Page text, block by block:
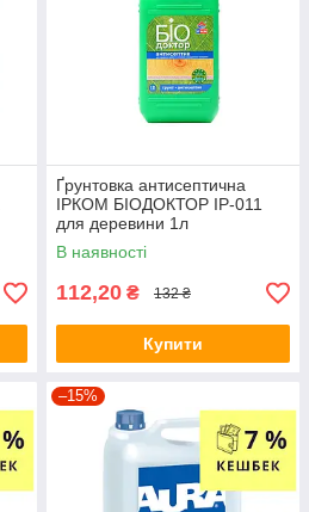
Ґрунтовка антисептична
ІРКОМ БІОДОКТОР ІР-011
для деревини 1л
В наявності
112,20 ₴ 132 ₴
Купити
–15%